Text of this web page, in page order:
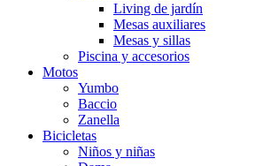
Living de jardín
Mesas auxiliares
Mesas y sillas
Piscina y accesorios
Motos
Yumbo
Baccio
Zanella
Bicicletas
Niños y niñas